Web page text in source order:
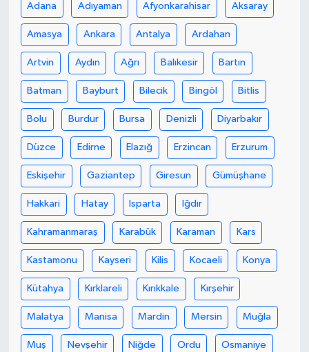
Adana Adıyaman Afyonkarahisar Aksaray
Amasya Ankara Antalya Ardahan
Artvin Aydın Ağrı Balıkesir Bartın
Batman Bayburt Bilecik Bingöl Bitlis
Bolu Burdur Bursa Denizli Diyarbakır
Düzce Edirne Elazığ Erzincan Erzurum
Eskişehir Gaziantep Giresun Gümüşhane
Hakkari Hatay Isparta Iğdır
Kahramanmaraş Karabük Karaman Kars
Kastamonu Kayseri Kilis Kocaeli Konya
Kütahya Kırklareli Kırıkkale Kırşehir
Malatya Manisa Mardin Mersin Muğla
Muş Nevşehir Niğde Ordu Osmaniye